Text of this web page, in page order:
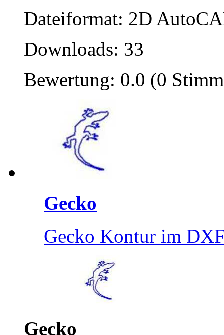
Dateiformat: 2D
Downloads: 33
Bewertung: 0.0 (0
Gecko
Gecko Kontur im
Gecko